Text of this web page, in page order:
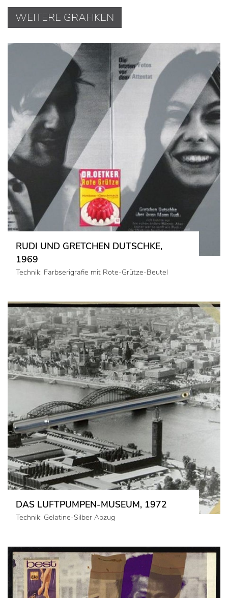
WEITERE GRAFIKEN
RUDI UND GRETCHEN DUTSCHKE,
1969
Technik: Farbserigrafie mit Rote-Grütze-Beutel
DAS LUFTPUMPEN-MUSEUM, 1972
Technik: Gelatine-Silber Abzug